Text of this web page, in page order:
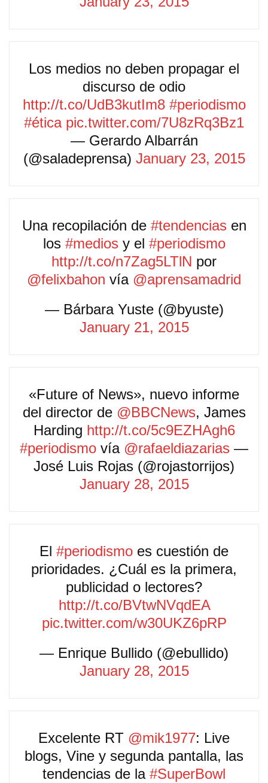
Los medios no deben propagar el
discurso de odio
http://t.co/UdB3kutIm8 #periodismo
#ética pic.twitter.com/7U8zRq3Bz1
— Gerardo Albarrán
(@saladeprensa) January 23, 2015
Una recopilación de #tendencias en
los #medios y el #periodismo
http://t.co/n7Zag5LTlN por
@felixbahon vía @aprensamadrid
— Bárbara Yuste (@byuste)
January 21, 2015
«Future of News», nuevo informe
del director de @BBCNews, James
Harding http://t.co/5c9EZHAgh6
#periodismo vía @rafaeldiazarias —
José Luis Rojas (@rojastorrijos)
January 28, 2015
El #periodismo es cuestión de
prioridades. ¿Cuál es la primera,
publicidad o lectores?
http://t.co/BVtwNVqdEA
pic.twitter.com/w30UKZ6pRP
— Enrique Bullido (@ebullido)
January 28, 2015
Excelente RT @mik1977: Live
blogs, Vine y segunda pantalla, las
tendencias de la #SuperBowl